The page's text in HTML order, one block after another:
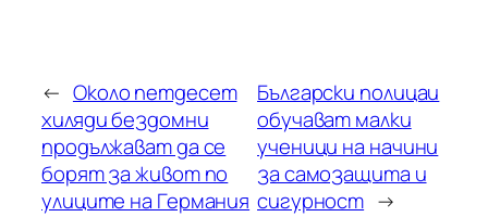
← Около петдесет
хиляди бездомни
продължават да се
борят за живот по
улиците на Германия
Български полицаи
обучават малки
ученици на начини
за самозащита и
сигурност →